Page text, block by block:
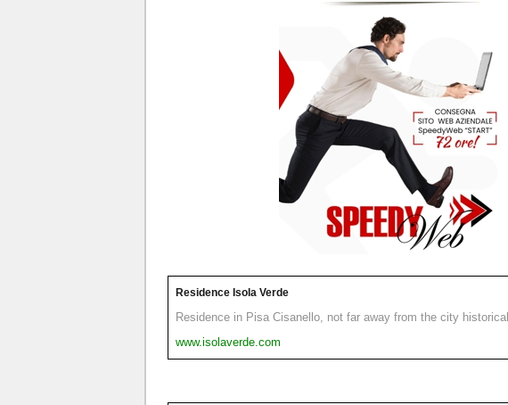
Residence Isola Verde
Residence in Pisa Cisanello, not far away from the city
www.isolaverde.com